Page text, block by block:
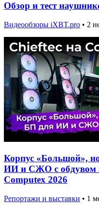
Обзор и тест
Видеообзоры iXBT.pro • 2
Корпус «Большой»,
ИИ и СЖО с обдувом
Computex 2026
Репортажи и выставки • 1